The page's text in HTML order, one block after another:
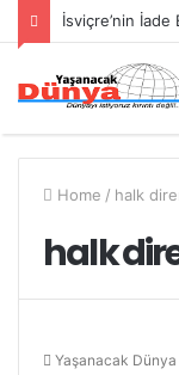
Home / halk
halk
Yaşanacak Dünya